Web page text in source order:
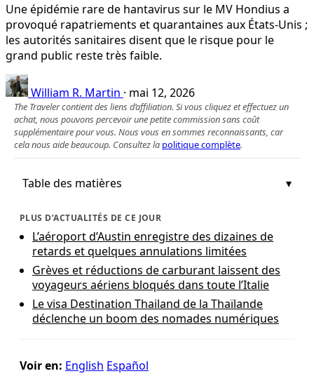
Une épidémie rare de hantavirus sur le MV Hondius a
provoqué rapatriements et quarantaines aux États‑Unis ;
les autorités sanitaires disent que le risque pour le
grand public reste très faible.
William R. Martin · mai 12, 2026
The Traveler contient des liens d’affiliation. Si vous cliquez et effectuez un
achat, nous pouvons percevoir une petite commission sans coût
supplémentaire pour vous. Nous vous en sommes reconnaissants, car
cela nous aide beaucoup. Consultez la politique complète.
Table des matières
PLUS D’ACTUALITÉS DE CE JOUR
L’aéroport d’Austin enregistre des dizaines de
retards et quelques annulations limitées
Grèves et réductions de carburant laissent des
voyageurs aériens bloqués dans toute l’Italie
Le visa Destination Thailand de la Thaïlande
déclenche un boom des nomades numériques
Voir en: English Español